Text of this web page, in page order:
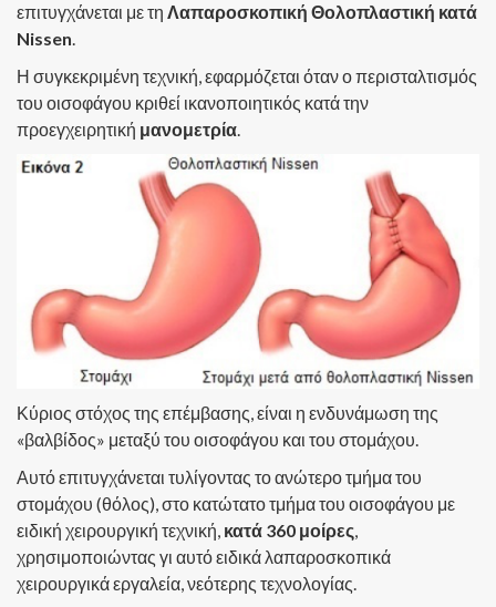
επιτυγχάνεται με τη Λαπαροσκοπική Θολοπλαστική κατά
Nissen.
Η συγκεκριμένη τεχνική, εφαρμόζεται όταν ο περισταλτισμός
του οισοφάγου κριθεί ικανοποιητικός κατά την
προεγχειρητική μανομετρία.
Κύριος στόχος της επέμβασης, είναι η ενδυνάμωση της
«βαλβίδος» μεταξύ του οισοφάγου και του στομάχου.
Αυτό επιτυγχάνεται τυλίγοντας το ανώτερο τμήμα του
στομάχου (θόλος), στο κατώτατο τμήμα του οισοφάγου με
ειδική χειρουργική τεχνική, κατά 360 μοίρες
χρησιμοποιώντας γι αυτό ειδικά λαπαροσκοπικά
χειρουργικά εργαλεία, νεότερης τεχνολογίας.